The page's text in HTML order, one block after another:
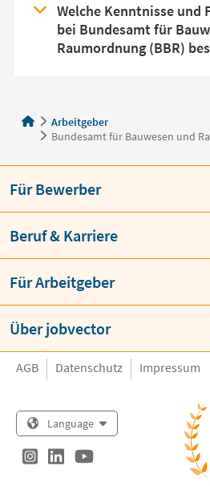
Welche Kenntnisse und
bei Bundesamt für
Raumordnung (BBR)
Arbeitgeber
Bundesamt für Bauwesen und
Für Bewerber
Beruf & Karriere
Für Arbeitgeber
Über jobvector
AGB Datenschutz Impressum
Language